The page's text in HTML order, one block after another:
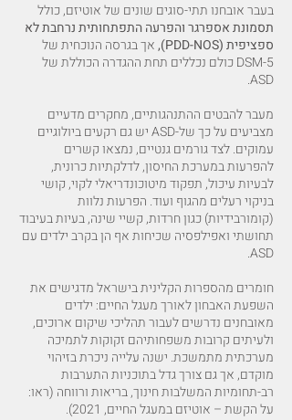
בעבר אובחנו תתי-סוגים שונים של אוטיזם, כולל
תסמונת אספרגר והפרעה התפתחותית נרחבת לא
ספציפית (PDD-NOS),
אך בגרסה הנוכחית של
DSM-5 כולם נכללים תחת ההגדרה הכוללת של
ASD.
מעבר להבטים ההתנהגותיים, מחקרים מדעיים
מצביעים על כך של-ASD יש גם רקעים ביולוגיים
עמוקים. לצד גורמים גנטיים, נמצאו קשרים
להפרעות במערכת החיסון, לדלקתיות כרונית,
לבעיות עיכול, תפקוד מיטוכונדריאלי לקוי, קושי
בניקוי רעלים מהגוף ועוד. הפרעות נלוות
(קומורבידיות) כגון חרדות, קשיי שינה, בעיות בעיבוד
תחושתי ואפילפסיה שכיחות אף הן בקרב ילדים עם
ASD.
חומרים מהספרות הקלינית בישראל מדגישים את
השפעת האבחון לאורך מעגל החיים: ילדים
מאובחנים נדרשים לעבור תהליכי שיקום ארוכים,
ולעיתים קרובות משפחותיהם זקוקות לתמיכה
מערכתית מתמשכת. ישנה עלייה ניכרת בזיהוי
מוקדם, אך גם צורך גדל בתוכניות התערבות
רב-תחומיות המשלבות חינוך, בריאות ורווחה (ראו:
על הקשת – אוטיזם במעגל החיים, 2021).